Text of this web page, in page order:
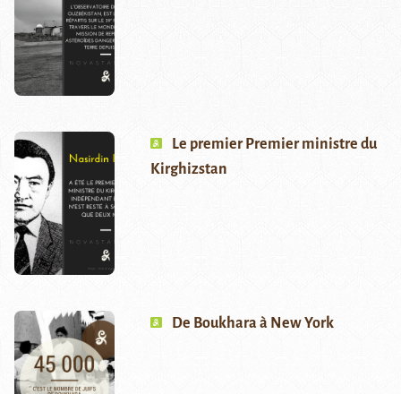
Le premier Premier ministre du
Kirghizstan
De Boukhara à New York